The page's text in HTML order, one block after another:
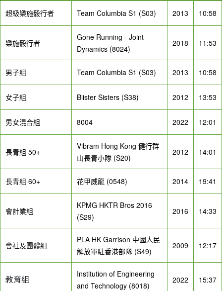
超級樂施毅行者 Team Columbia S1 (S03) 2013 10:58
樂施毅行者
Gone Running - Joint
Dynamics (8024)
2018 11:53
男子組 Team Columbia S1 (S03) 2013 10:58
女子組 Blister Sisters (S38) 2012 13:53
男女混合組 8004 2022 12:01
長青組 50+
Vibram Hong Kong 健行群
山長青小隊 (S20)
2012 14:01
長青組 60+ 花甲威龍 (0548) 2014 19:41
會計業組
KPMG HKTR Bros 2016
(S29)
2016 14:33
會社及團體組
PLA HK Garrison 中國人民
解放軍駐香港部隊 (S49)
2009 12:17
教育組
Institution of Engineering
and Technology (8018)
2022 15:37